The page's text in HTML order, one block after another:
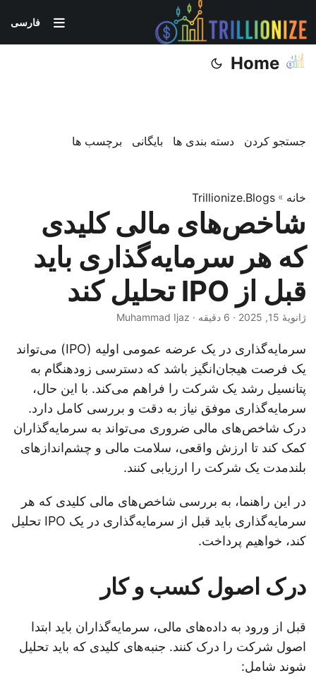
فارسی
Home
جستجو کردن دسته بندی ها بایگانی برچسب ها
خانه »
Trillionize.Blogs
شاخص‌های مالی کلیدی
که هر سرمایه‌گذاری باید
قبل از IPO تحلیل کند
ژانویهٔ 15, 2025 · 6 دقیقه · Muhammad Ijaz
سرمایه‌گذاری در یک عرضه عمومی اولیه (IPO) می‌تواند
یک فرصت هیجان‌انگیز باشد که دسترسی زودهنگام به
پتانسیل رشد یک شرکت را فراهم می‌کند. با این حال،
سرمایه‌گذاری موفق نیاز به دقت و بررسی کامل دارد.
درک شاخص‌های مالی ضروری می‌تواند به سرمایه‌گذاران
کمک کند تا ارزش واقعی، سلامت مالی و چشم‌اندازهای
بلندمدت یک شرکت را ارزیابی کنند.
در این راهنما، به بررسی شاخص‌های مالی کلیدی که هر
سرمایه‌گذاری باید قبل از سرمایه‌گذاری در یک IPO تحلیل
کند، خواهیم پرداخت.
درک اصول کسب و کار
قبل از ورود به داده‌های مالی، سرمایه‌گذاران باید ابتدا
اصول شرکت را درک کنند. جنبه‌های کلیدی که باید تحلیل
شوند شامل: